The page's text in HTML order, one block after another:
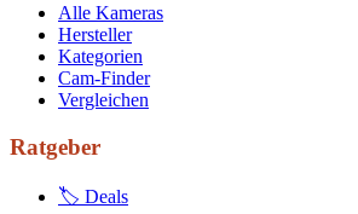
Alle Kameras
Hersteller
Kategorien
Cam-Finder
Vergleichen
Ratgeber
🏷 Deals